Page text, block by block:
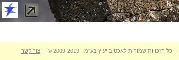
| כל הזכויות שמורות לאכטוב יעוץ בע"מ - 2009-2019 © | צור קשר